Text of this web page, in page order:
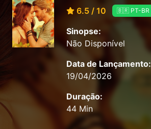
6.5 / 10 🇧🇷 PT-BR
Sinopse:
Não Disponível
Data de Lançamento:
19/04/2026
Duração:
44 Min